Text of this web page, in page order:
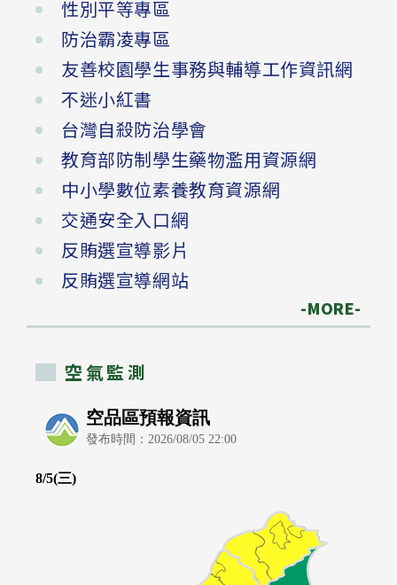
性別平等專區
防治霸凌專區
友善校園學生事務與輔導工作資訊網
不迷小紅書
台灣自殺防治學會
教育部防制學生藥物濫用資源網
中小學數位素養教育資源網
交通安全入口網
反賄選宣導影片
反賄選宣導網站
-MORE-
空氣監測